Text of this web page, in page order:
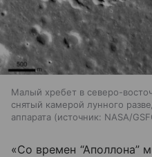
Малый хребет в северо-
снятый камерой лунного
аппарата
источник: NASA/
«Со времен “Аполлона”